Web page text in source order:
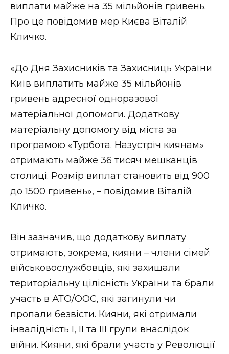
ЗАКАРПАТСЬКІ НОВИНИ
ФОТО
ВІДЕО
виплати майже на 35 мільйонів гривень.
Про це повідомив мер Києва Віталій
Кличко.
«До Дня Захисників та Захисниць України
Київ виплатить майже 35 мільйонів
гривень адресної одноразової
матеріальної допомоги. Додаткову
матеріальну допомогу від міста за
програмою «Турбота. Назустріч киянам»
отримають майже 36 тисяч мешканців
столиці. Розмір виплат становить від 900
до 1500 гривень», – повідомив Віталій
Кличко.
Він зазначив, що додаткову виплату
отримають, зокрема, кияни – члени сімей
військовослужбовців, які захищали
територіальну цілісність України та брали
участь в АТО/ООС, які загинули чи
пропали безвісти. Кияни, які отримали
інвалідність I, II та III групи внаслідок
війни. Кияни, які брали участь у Революції